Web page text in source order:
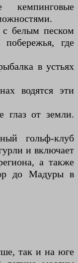
кемпинговые
белым песком
где
в устьях
водятся эти
глаз от земли.
гольф-клуб
и включает
а также
до Мадуры в
так и на юге